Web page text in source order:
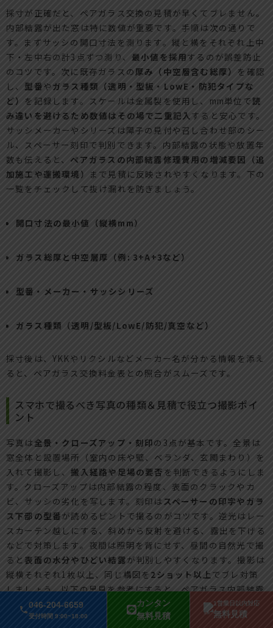
046-204-6659
受付時間 9:00~18:00
カンタン
無料見積
1営業日以内対応
無料見積
採寸が正確だと、ペアガラス交換の見積が早くてブレません。
内部結露が出た窓は特に数値が重要です。手順は次の通りで
す。まずサッシの開口寸法を測ります。縦と横をそれぞれ上中
下・左中右の計3点ずつ測り、 最小値を採用するのが誤差防止
のコツです。次に既存ガラスの 厚み（中空層含む総厚） を確認
し、 型番や ガラス種類（透明・型板・LowE・防犯タイプな
ど） を記録します。スケールは金属製を使用し、mm単位で読
み違いを避けるため数値はその場で二重記入 すると安心です。
サッシメーカーやシリーズは障子の見付や召し合わせ部のシー
ル、スペーサー刻印で判別できます。内部結露の状態や放置年
数も伝えると、 ペアガラスの内部結露修理費用の増減要因（追
加施工や運搬環境） まで見積に反映されやすくなります。下の
一覧をチェックして抜け漏れを防ぎましょう。
開口寸法の最小値（縦横mm）
ガラス総厚と中空層厚（例: 3+A+3など）
型番・メーカー・サッシシリーズ
ガラス種類（透明/型板/LowE/防犯/真空など）
採寸後は、YKKやリクシルなどメーカー名が分かる情報を添え
ると、ペアガラス交換料金表との照合がスムーズです。
スマホで撮るべき写真の種類＆見積で役立つ撮影ポイ
ント
写真は全景・クローズアップ・刻印の3点が基本です。全景は
窓全体と設置場所（室内の床や壁、ベランダ、玄関まわり）を
入れて撮影し、搬入経路や足場の要否 を判断できるようにしま
す。クローズアップは内部結露の程度、表面のクラックやカ
ビ、サッシの劣化を写します。刻印は スペーサーの印字やガラ
ス下部の型番が読めるピントで撮るのがコツです。逆光はレー
スカーテン越しにする、斜めから反射を避ける、露出を下げる
などで対策します。夜間は照明を背にせず、昼間の自然光で撮
ると表面の水分やひどい結露が判別しやすくなります。撮影は
縦横それぞれ1枚以上、同じ構図を 2ショット以上 でブレ対策
しましょう。以下の早見を参考にすると、ペアガラス内部結露
の原因特定やペアガラス内部結露交換の可否判断が速くなり、
保険や補助金の相談
にもつながります。